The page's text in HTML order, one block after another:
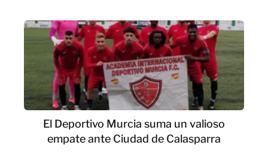
El Deportivo Murcia suma un valioso
empate ante Ciudad de Calasparra